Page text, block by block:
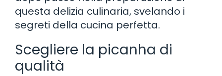
questa delizia culinaria, svelando i
segreti della cucina perfetta.
Scegliere la picanha di
qualità